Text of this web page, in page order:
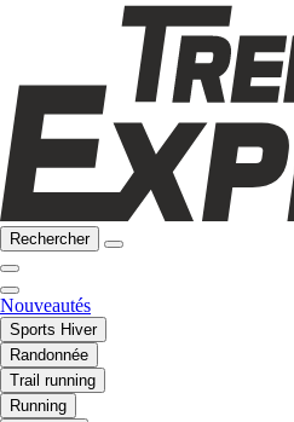
Rechercher
Nouveautés
Sports Hiver
Randonnée
Trail running
Running